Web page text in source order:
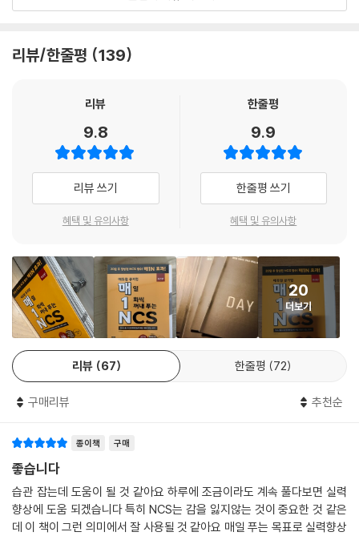
실하게 이해할 수 있도록 구성하였다. 또한, 영역별 실력 점검표를 통해 의
하고 취약 영역을 파악할 수 있도록 하였다.
(3) 회독용 답안지
실전처럼 문제를 풀고, 1~3회독 답안을 체크할 수 있는 회독용 답안지를
수록하였다. 제한된 시간 내에 답안까지 기록하는 연습을 통해 시간 관리
훈련을 할 수 있다.
NCS 직업기초능력평가 시험에서는 계산시간을 단축하는 연습이 뒷받침
되어야 한다. 특별부록으로 제공되는 ‘매일 3장 계산연습’은 자료해석 문
제 풀이 시, 문제 풀이 시간을 단축시킬 수 있도록 1~5일차에는 덧셈 연습,
6~10일차에는 뺄셈 연습, 11~15일차에는 곱셈 연습, 16~20일차에는 나
눗셈 연습을 할 수 있도록 구성하였다. 매일 3장씩 계산 연습을 하고, 제시
된 풀이시간에 따른 풀이실력 체크를 통해 매일 단축되는 계산시간과 향상
되는 계산실력을 확인할 수 있다.
[특별부록2] 매1N 약점보완 오답노트
약점보완 오답노트’를 수록하였다. 해당 문제의 유형과 틀린 이유를 적어
자신의 약점을 확실하게 점검할 수 있다.
[특별부록3] 매1N 3회독 학습가이드
1회독과 2~3회독 단계에 따른 학습 방법을 수록한 ‘매1N 3회독 학습가이
리뷰/한줄평 139
리뷰
9.8
리뷰 쓰기
혜택 및 유의사항
한줄평
9.9
한줄평 쓰기
혜택 및 유의사항
20
더보기
리뷰 67 한줄평 72
구매리뷰 추천순
종이책 구매
좋습니다
습관 잡는데 도움이 될 것 같아요 하루에 조금이라도 계속 풀다보면 실력
향상에 도움 되겠습니다 특히 NCS는 감을 잃지않는 것이 중요한 것 같은
데 이 책이 그런 의미에서 잘 사용될 것 같아요 매일 푸는 목표로 실력향상